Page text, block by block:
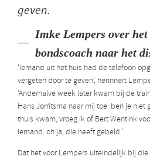
geven.
Imke Lempers over
bondscoach naar het
‘Iemand uit het huis had de telefoon
vergeten door te geven’, herinnert
‘Anderhalve week later kwam bij de
Hans Jorritsma naar mij toe: ben je niet
thuis kwam, vroeg ik of Bert Wentink
iemand: oh ja, die heeft gebeld.’
Dat het voor Lempers uiteindelijk bij